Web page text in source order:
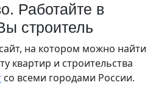
Работайте в
строитель
на котором можно найти
квартир и строительства
со всеми городами России.